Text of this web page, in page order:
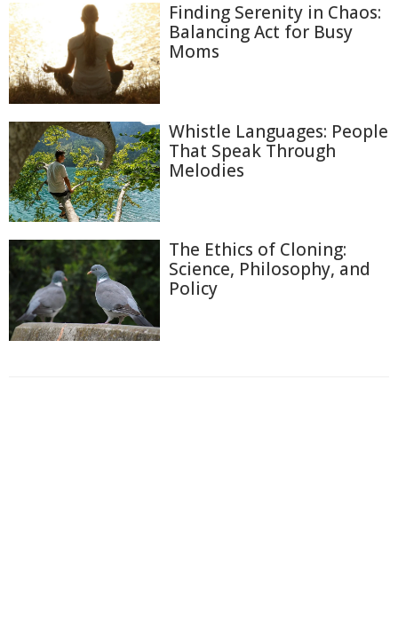
Finding Serenity in Chaos:
Balancing Act for Busy
Moms
Whistle Languages: People
That Speak Through
Melodies
The Ethics of Cloning:
Science, Philosophy, and
Policy